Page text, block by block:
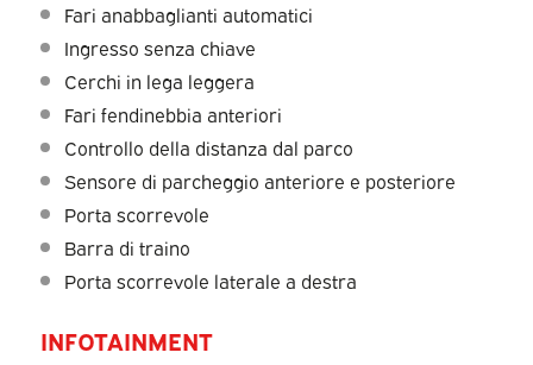
Fari anabbaglianti automatici
Ingresso senza chiave
Cerchi in lega leggera
Fari fendinebbia anteriori
Controllo della distanza dal parco
Sensore di parcheggio anteriore e posteriore
Porta scorrevole
Barra di traino
Porta scorrevole laterale a destra
INFOTAINMENT